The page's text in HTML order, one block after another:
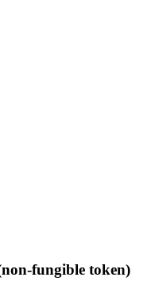
fungible token)